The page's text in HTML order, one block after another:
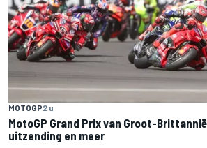
MOTOGP2 u
MotoGP Grand Prix van Groot-
uitzending en meer